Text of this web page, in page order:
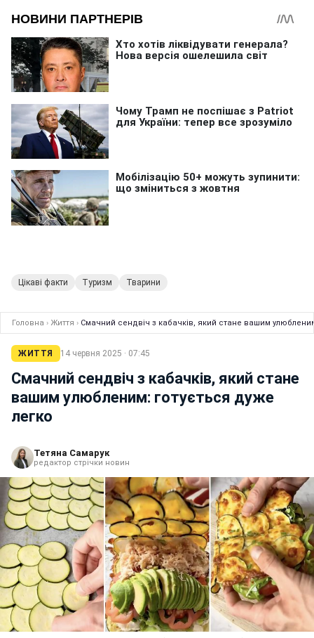
Цікаві факти Туризм Тварини
Головна › Життя › Смачний сендвіч з кабачків, який стане вашим
ЖИТТЯ 14 червня 2025 · 07:45
Смачний сендвіч з кабачків, який стане
вашим улюбленим: готується дуже
легко
Тетяна Самарук
редактор стрічки новин